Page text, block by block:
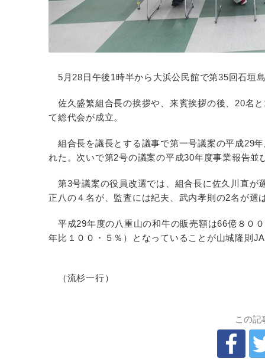
5月28日午後1時半から大浜公民館で第35回石垣
佐久盛繁組合長の挨拶や、来賓挨拶の後、20名
て総代会が成立。
組合長を議長とする議事で第一号議案の平成29
れた。次いで第2号の議案の平成30年度事業報告並
第3号議案の役員改選では、組合長に佐久川直が
正八の４名が、監査には紀夫、武内孝則の2名が選
平成29年度の八重山の和牛の販売額は66億８０
年比１００・５％）となっていることが山城隆則
（流杉一行）
この記